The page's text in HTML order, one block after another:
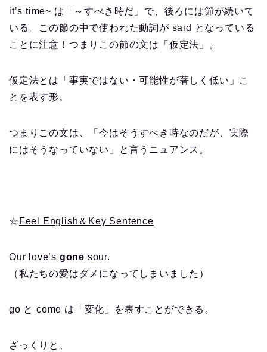
it’s time~ は「～すべき時だ」で、後ろには節が続いて
いる。この節の中で使われた動詞が said となっている
ことに注意！つまりこの節の文は「仮定法」。
仮定法とは「事実ではない・可能性が著しく低い」こ
とを表す形。
つまりこの文は、「今はそうすべき時なのだが、実際
にはそうなっていない」と言うニュアンス。
☆ Feel English＆Key Sentence
Our love’s gone sour.
（私たちの愛はダメになってしまいました）
go と come は「変化」を表すことができる。
ざっくりと、